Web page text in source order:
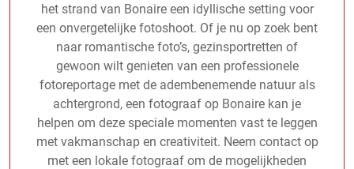
het strand van Bonaire een idyllische setting voor
een onvergetelijke fotoshoot. Of je nu op zoek bent
naar romantische foto’s, gezinsportretten of
gewoon wilt genieten van een professionele
fotoreportage met de adembenemende natuur als
achtergrond, een fotograaf op Bonaire kan je
helpen om deze speciale momenten vast te leggen
met vakmanschap en creativiteit. Neem contact op
met een lokale fotograaf om de mogelijkheden